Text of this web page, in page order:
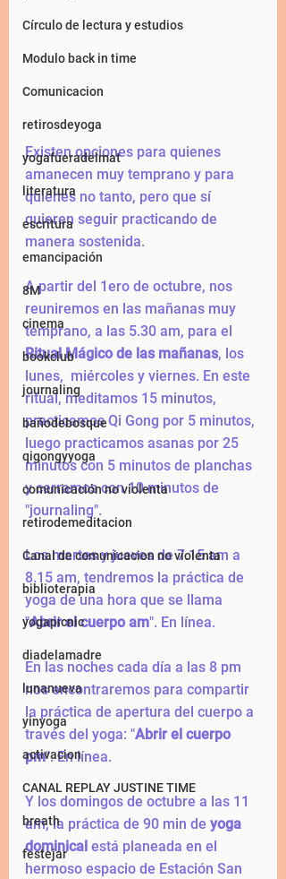
Círculo de lectura y estudios
Modulo back in time
Comunicacion
retirosdeyoga
yogafueradelmat
literatura
escritura
emancipación
8M
cinema
bookclub
journaling
bañodebosque
qigongyyoga
comunicación no violenta
retirodemeditacion
Canal de comunicacion no violenta
biblioterapia
yogapicnic
diadelamadre
lunanueva
yinyoga
activacion
CANAL REPLAY JUSTINE TIME
breath
festejar
Existen opciones para quienes
amanecen muy temprano y para
quienes no tanto, pero que sí
quieren seguir practicando de
manera sostenida.
A partir del 1ero de octubre, nos
reuniremos en las mañanas muy
temprano, a las 5.30 am, para el
Ritual Mágico de las mañanas, los
lunes,  miércoles y viernes. En este
ritual, meditamos 15 minutos,
practicamos Qi Gong por 5 minutos,
luego practicamos asanas por 25
minutos con 5 minutos de planchas
y cerramos con 10 minutos de
"journaling".
Los martes y jueves de 7.15 am a
8.15 am, tendremos la práctica de
yoga de una hora que se llama
"Abrir el cuerpo am". En línea.
En las noches cada día a las 8 pm
nos encontraremos para compartir
la práctica de apertura del cuerpo a
través del yoga: "Abrir el cuerpo
pm". En línea.
Y los domingos de octubre a las 11
am, la práctica de 90 min de yoga
dominical está planeada en el
hermoso espacio de Estación San